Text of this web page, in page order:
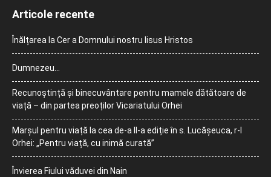
Articole recente
Înălțarea la Cer a Domnului nostru Iisus Hristos
Dumnezeu…
Recunoștință și binecuvântare pentru mamele dătătoare de
viață – din partea preoților Vicariatului Orhei
Marșul pentru viață la cea de-a II-a ediție în s. Lucășeuca, r-l
Orhei: „Pentru viață, cu inimă curată”
Învierea Fiului văduvei din Nain